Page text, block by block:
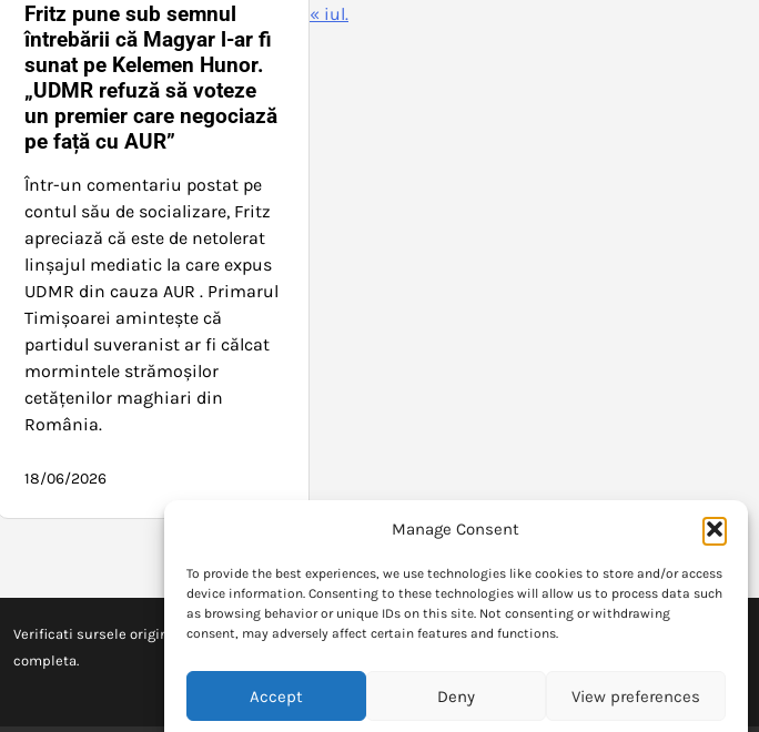
Manage Consent
To provide the best experiences, we use technologies like cookies to store and/or access
device information. Consenting to these technologies will allow us to process data such
as browsing behavior or unique IDs on this site. Not consenting or withdrawing
consent, may adversely affect certain features and functions.
Accept Deny View preferences
Fritz pune sub semnul
întrebării că Magyar l-ar fi
sunat pe Kelemen Hunor.
„UDMR refuză să voteze
un premier care negociază
pe față cu AUR”
Într-un comentariu postat pe
contul său de socializare, Fritz
apreciază că este de netolerat
linșajul mediatic la care expus
UDMR din cauza AUR . Primarul
Timișoarei amintește că
partidul suveranist ar fi călcat
mormintele strămoșilor
cetățenilor maghiari din
România.
18/06/2026
« iul.
Verificati sursele originale pentru informatia
completa.
Articolele publicate fac uz de politicate de "fair use"